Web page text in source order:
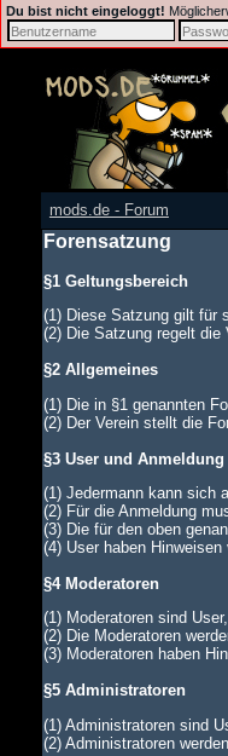
Du bist nicht eingeloggt!
mods.de - Forum
Forensatzung
§1 Geltungsbereich
(1) Diese Satzung gilt für
(2) Die Satzung regelt
§2 Allgemeines
(1) Die in §1 genannten
(2) Der Verein stellt die
§3 User und Anmeldung
(1) Jedermann kann sich
(2) Für die Anmeldung
(3) Die für den oben
(4) User haben
§4 Moderatoren
(1) Moderatoren sind
(2) Die Moderatoren
(3) Moderatoren haben
§5 Administratoren
(1) Administratoren sind
(2) Administratoren